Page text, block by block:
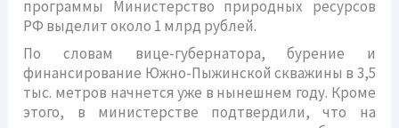
программы Министерство природных ресурсов
РФ выделит около 1 млрд рублей.
По словам вице-губернатора, бурение и
финансирование Южно-Пыжинской скважины в 3,5
тыс. метров начнется уже в нынешнем году. Кроме
этого, в министерстве подтвердили, что на